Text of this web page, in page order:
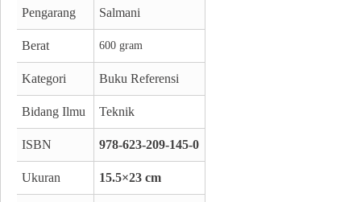
Pengarang Salmani
Berat 600 gram
Kategori Buku Referensi
Bidang Ilmu Teknik
ISBN 978-623-209-145-0
Ukuran 15.5×23 cm